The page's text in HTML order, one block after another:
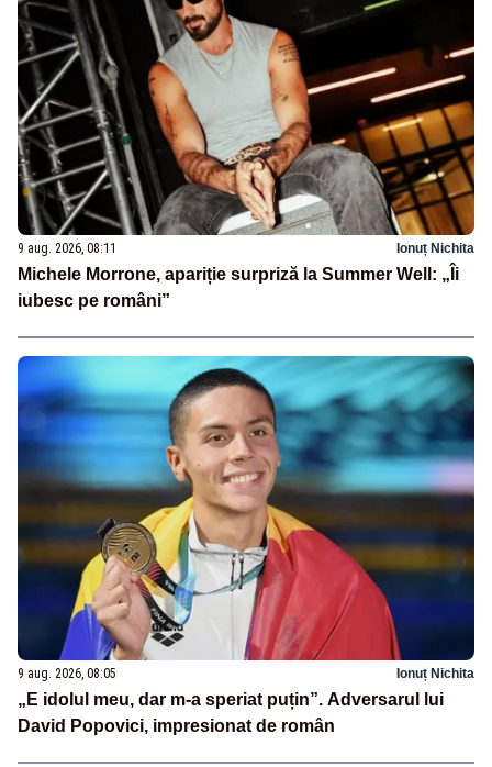
9 aug. 2026, 08:11 Ionuț Nichita
Michele Morrone, apariție surpriză la Summer Well: „Îi
iubesc pe români”
9 aug. 2026, 08:05 Ionuț Nichita
„E idolul meu, dar m-a speriat puțin”. Adversarul lui
David Popovici, impresionat de român